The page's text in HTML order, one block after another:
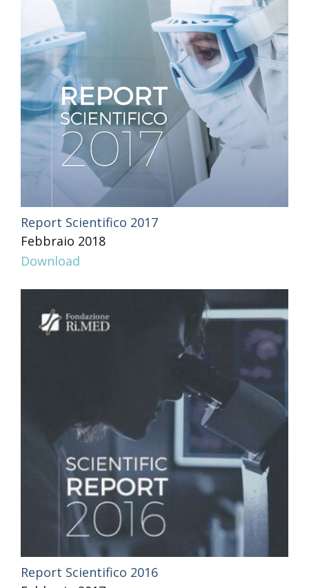
Report Scientifico 2017
Febbraio 2018
Download
Report Scientifico 2016